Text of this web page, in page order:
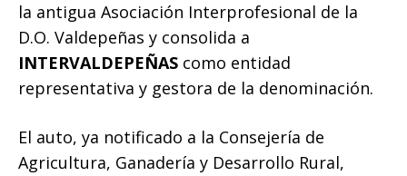
la antigua Asociación Interprofesional de la
D.O. Valdepeñas y consolida a
INTERVALDEPEÑAS como entidad
representativa y gestora de la denominación.
El auto, ya notificado a la Consejería de
Agricultura, Ganadería y Desarrollo Rural,